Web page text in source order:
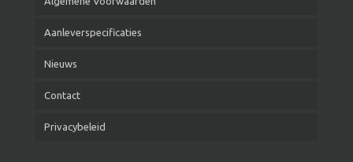
Aanleverspecificaties
Nieuws
Contact
Privacybeleid